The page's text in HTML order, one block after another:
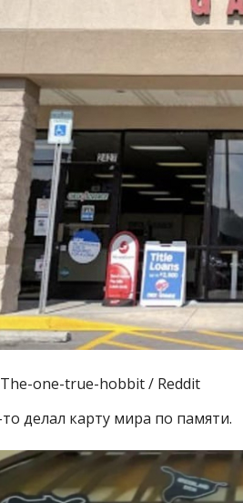
one-true-hobbit / Reddit
делал карту мира по памяти.